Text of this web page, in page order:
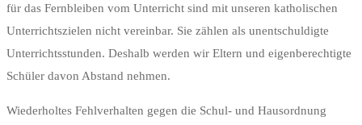
für das Fernbleiben vom Unterricht sind mit unseren katholischen
Unterrichtszielen nicht vereinbar. Sie zählen als unentschuldigte
Unterrichtsstunden. Deshalb werden wir Eltern und eigenberechtigte
Schüler davon Abstand nehmen.
Wiederholtes Fehlverhalten gegen die Schul- und Hausordnung